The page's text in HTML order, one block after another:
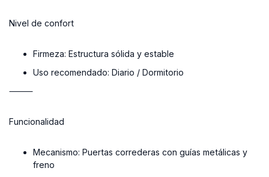
Nivel de confort
Firmeza: Estructura sólida y estable
Uso recomendado: Diario / Dormitorio
⸻
Funcionalidad
Mecanismo: Puertas correderas con guías metálicas y
freno